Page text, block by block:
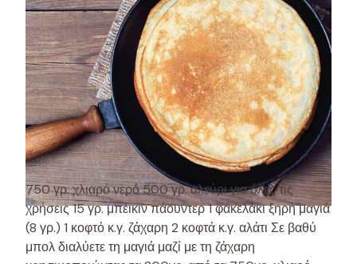
750 γρ. χλιαρό νερό 500 γρ. αλεύρι για όλες τις
χρήσεις 15 γρ. μπέικιν πάουντερ 1 φακελάκι ξηρή μαγιά
(8 γρ.) 1 κοφτό κ.γ. ζάχαρη 2 κοφτά κ.γ. αλάτι Σε βαθύ
μπολ διαλύετε τη μαγιά μαζί με τη ζάχαρη